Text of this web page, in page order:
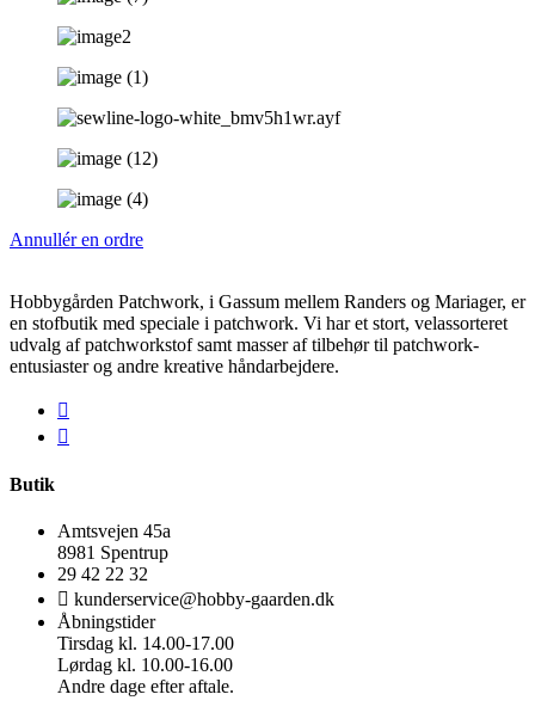
Annullér en ordre
Hobbygården Patchwork, i Gassum mellem Randers og Mariager, er
en stofbutik med speciale i patchwork. Vi har et stort, velassorteret
udvalg af patchworkstof samt masser af tilbehør til patchwork-
entusiaster og andre kreative håndarbejdere.
Butik
Amtsvejen 45a
8981 Spentrup
29 42 22 32
kunderservice@hobby-gaarden.dk
Åbningstider
Tirsdag kl. 14.00-17.00
Lørdag kl. 10.00-16.00
Andre dage efter aftale.